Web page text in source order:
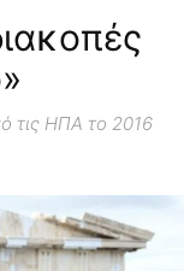
τις ΗΠΑ το 2016